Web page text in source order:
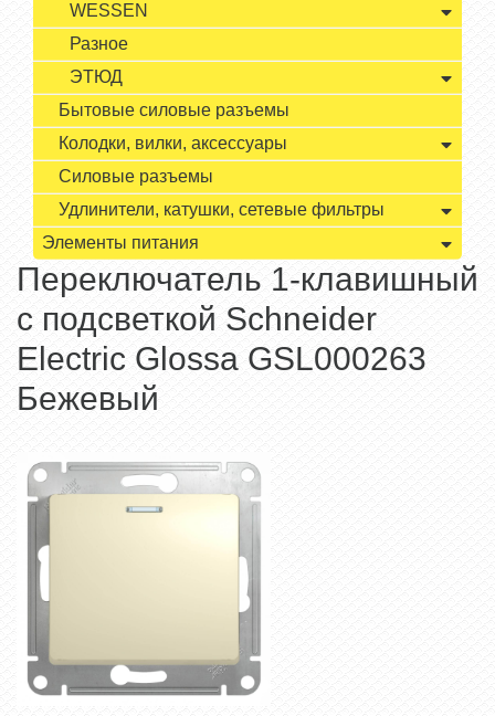
WESSEN
Разное
ЭТЮД
Бытовые силовые разъемы
Колодки, вилки, аксессуары
Силовые разъемы
Удлинители, катушки, сетевые фильтры
Элементы питания
Переключатель 1-клавишный
с подсветкой Schneider
Electric Glossa GSL000263
Бежевый